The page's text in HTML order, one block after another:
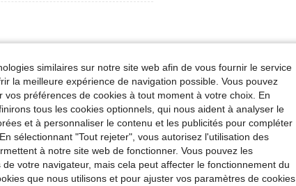
Utile (0)
similaires sur notre site web afin de vous fournir le service
la meilleure expérience de navigation possible. Vous pouvez
vos préférences de cookies à tout moment à votre choix. En
tous les cookies optionnels, qui nous aident à analyser le
et à personnaliser le contenu et les publicités pour compléter
sélectionnant "Tout rejeter", vous autorisez l'utilisation des
à notre site web de fonctionner. Vous pouvez les
votre navigateur, mais cela peut affecter le fonctionnement du
que nous utilisons et pour ajuster vos paramètres de cookies